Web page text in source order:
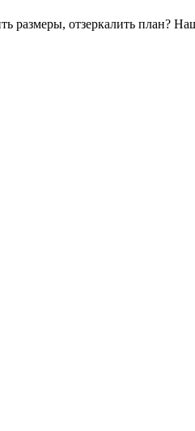
размеры, отзеркалить план?